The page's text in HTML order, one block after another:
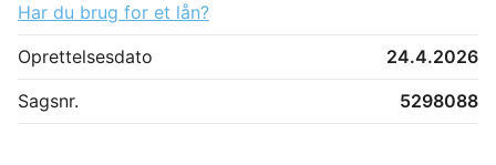
Har du brug for et lån?
Oprettelsesdato
24.4.2026
Sagsnr.
5298088